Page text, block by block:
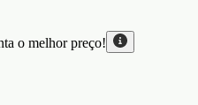
o melhor preço!